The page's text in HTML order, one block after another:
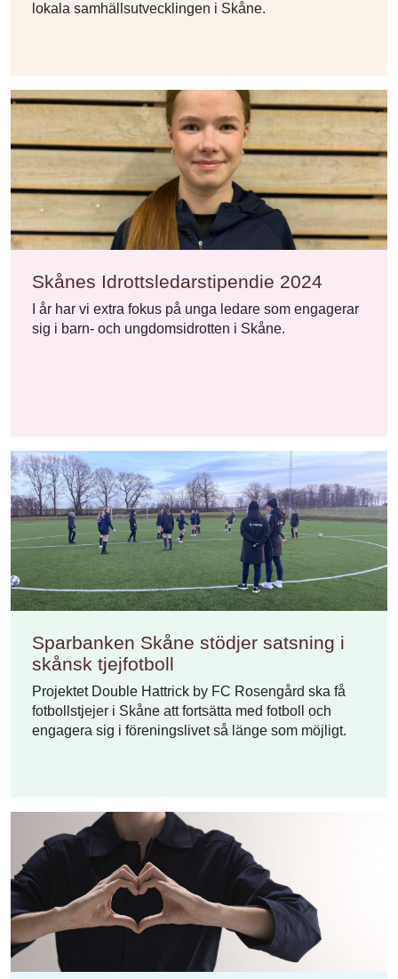
lokala samhällsutvecklingen i Skåne.
Skånes Idrottsledarstipendie 2024
I år har vi extra fokus på unga ledare som engagerar
sig i barn- och ungdomsidrotten i Skåne.
Sparbanken Skåne stödjer satsning i
skånsk tjejfotboll
Projektet Double Hattrick by FC Rosengård ska få
fotbollstjejer i Skåne att fortsätta med fotboll och
engagera sig i föreningslivet så länge som möjligt.